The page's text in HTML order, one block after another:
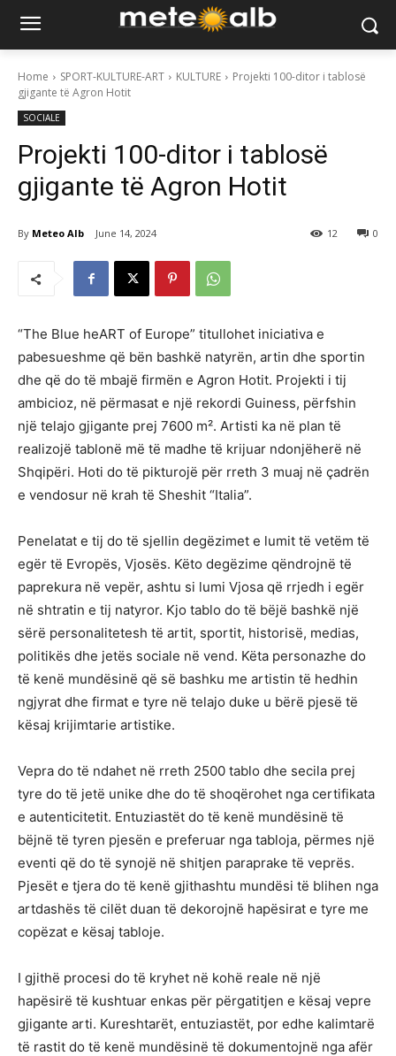
Home SPORT-KULTURE-ART KULTURE
Projekti 100-ditor i tablosë
gjigante të Agron Hotit
SOCIALE
Projekti 100-ditor i tablosë
gjigante të Agron Hotit
By Meteo Alb June 14, 2024 0
12
“The Blue heART of Europe” titullohet iniciativa e
pabesueshme që bën bashkë natyrën, artin dhe sportin
dhe që do të mbajë firmën e Agron Hotit. Projekti i tij
ambicioz, në përmasat e një rekordi Guiness, përfshin
një telajo gjigante prej 7600 m². Artisti ka në plan të
realizojë tablonë më të madhe të krijuar ndonjëherë në
Shqipëri. Hoti do të pikturojë për rreth 3 muaj në çadrën
e vendosur në krah të Sheshit “Italia”.
Penelatat e tij do të sjellin degëzimet e lumit të vetëm të
egër të Evropës, Vjosës. Këto degëzime qëndrojnë të
paprekura në vepër, ashtu si lumi Vjosa që rrjedh i egër
në shtratin e tij natyror. Kjo tablo do të bëjë bashkë një
sërë personalitetesh të artit, sportit, historisë, medias,
politikës dhe jetës sociale në vend. Këta personazhe do
të kenë mundësinë që së bashku me artistin të hedhin
ngjyrat dhe firmat e tyre në telajo duke u bërë pjesë të
kësaj krijimtarie artistike.
Vepra do të ndahet në rreth 2500 tablo dhe secila prej
tyre do të jetë unike dhe do të shoqërohet nga certifikata
e autenticitetit. Entuziastët do të kenë mundësinë të
bëjnë të tyren pjesën e preferuar nga tabloja, përmes një
eventi që do të synojë në shitjen paraprake të veprës.
Pjesët e tjera do të kenë gjithashtu mundësi të blihen nga
artdashës të cilët duan të dekorojnë hapësirat e tyre me
copëzat e kësaj tabloje.
I gjithë procesi do të kryhet në kohë reale në një
hapësirë të kushtuar enkas për përgatitjen e kësaj vepre
gjigante arti. Kureshtarët, entuziastët, por edhe kalimtarë
të rastit do të kenë mundësinë të dokumentojnë nga afër